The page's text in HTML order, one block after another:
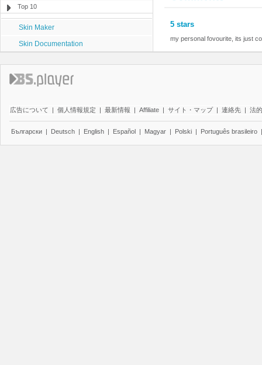
Top 10
Skin Maker
Skin Documentation
5 stars
my personal fovourite, its just
広告について | 個人情報規定 | 最新情報 | Affiliate | サイト・マップ | 連絡先 | 法
Български | Deutsch | English | Español | Magyar | Polski | Português brasileiro